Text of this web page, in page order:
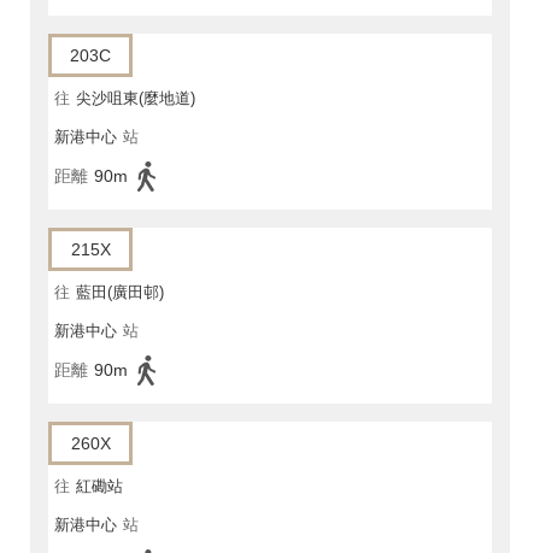
203C
往 尖沙咀東(麼地道)
新港中心 站
距離 90m
215X
往 藍田(廣田邨)
新港中心 站
距離 90m
260X
往 紅磡站
新港中心 站